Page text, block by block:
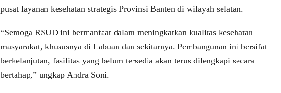
pusat layanan kesehatan strategis Provinsi Banten di wilayah selatan.
“Semoga RSUD ini bermanfaat dalam meningkatkan kualitas kesehatan
masyarakat, khususnya di Labuan dan sekitarnya. Pembangunan ini bersifat
berkelanjutan, fasilitas yang belum tersedia akan terus dilengkapi secara
bertahap,” ungkap Andra Soni.